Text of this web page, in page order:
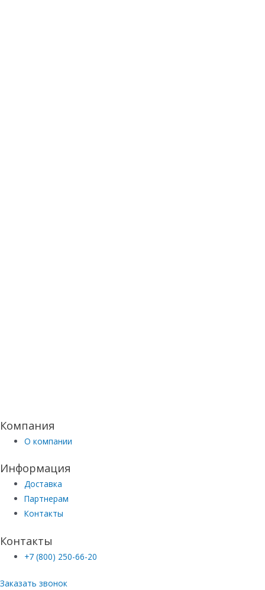
Компания
О компании
Информация
Доставка
Партнерам
Контакты
Контакты
+7 (800) 250-66-20
Заказать звонок